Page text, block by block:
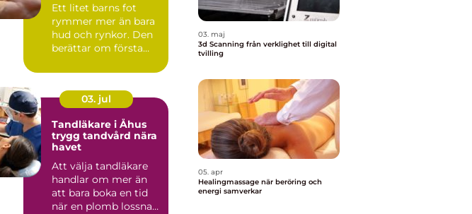
Ett litet barns fot
rymmer mer än bara
hud och rynkor. Den
berättar om första
tryggh...
03. jul
Tandläkare i Åhus
trygg tandvård nära
havet
Att välja tandläkare
handlar om mer än
att bara boka en tid
när en plomb lossnar.
03. maj
3d Scanning från verklighet till digital
tvilling
05. apr
Healingmassage när beröring och
energi samverkar